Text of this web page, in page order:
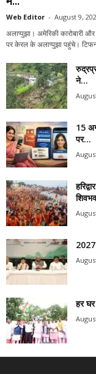
Web Editor - August 9,
अलाप्पुझा। अमेरिकी कारोबारी
पर केरल के अलाप्पुझा पहुंचे।
ने...
15
पर...
हर घर